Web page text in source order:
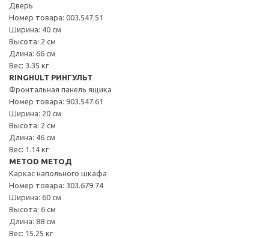
Дверь
Номер товара: 003.547.51
Ширина: 40 см
Высота: 2 см
Длина: 66 см
Вес: 3.35 кг
RINGHULT РИНГУЛЬТ
Фронтальная панель ящика
Номер товара: 903.547.61
Ширина: 20 см
Высота: 2 см
Длина: 46 см
Вес: 1.14 кг
METOD МЕТОД
Каркас напольного шкафа
Номер товара: 303.679.74
Ширина: 60 см
Высота: 6 см
Длина: 88 см
Вес: 15.25 кг